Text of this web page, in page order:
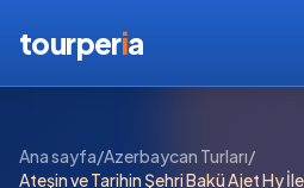
tourperia
Ana sayfa/Azerbaycan Turları/
Ateşin ve Tarihin Şehri Bakü Ajet Hy